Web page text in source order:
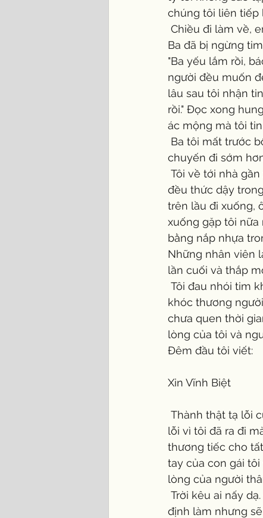
chúng tôi liên tiếp
Ba đã bị ngừng
"Ba yếu lắm rồi,
người đều muốn
lâu sau tôi nhận
rồi." Đọc xong
ác mộng mà tôi
chuyến đi sớm
đều thức dậy
trên lầu đi xuống,
xuống gặp tôi
bằng nắp nhựa
Những nhân viên
lần cuối và thắp
khóc thương
chưa quen thời
lòng của tôi và
Đêm đầu tôi viết:
Xin Vĩnh Biệt
lỗi vì tôi đã ra đi
thương tiếc cho
tay của con gái
lòng của người
định làm nhưng